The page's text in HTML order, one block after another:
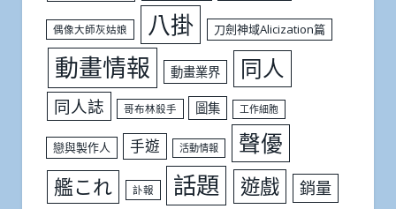
偶像大師灰姑娘 八掛 刀劍神域Alicization篇
動畫情報 動畫業界 同人
同人誌 哥布林殺手 圖集 工作細胞
戀與製作人 手遊 活動情報 聲優
艦これ 訃報 話題 遊戲 銷量